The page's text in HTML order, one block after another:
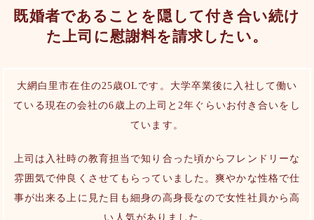
既婚者であることを隠して付き合い続け
た上司に慰謝料を請求したい。
大網白里市在住の25歳OLです。大学卒業後に入社して働い
ている現在の会社の6歳上の上司と2年ぐらいお付き合いをし
ています。
上司は入社時の教育担当で知り合った頃からフレンドリーな
雰囲気で仲良くさせてもらっていました。爽やかな性格で仕
事が出来る上に見た目も細身の高身長なので女性社員から高
い人気がありました。